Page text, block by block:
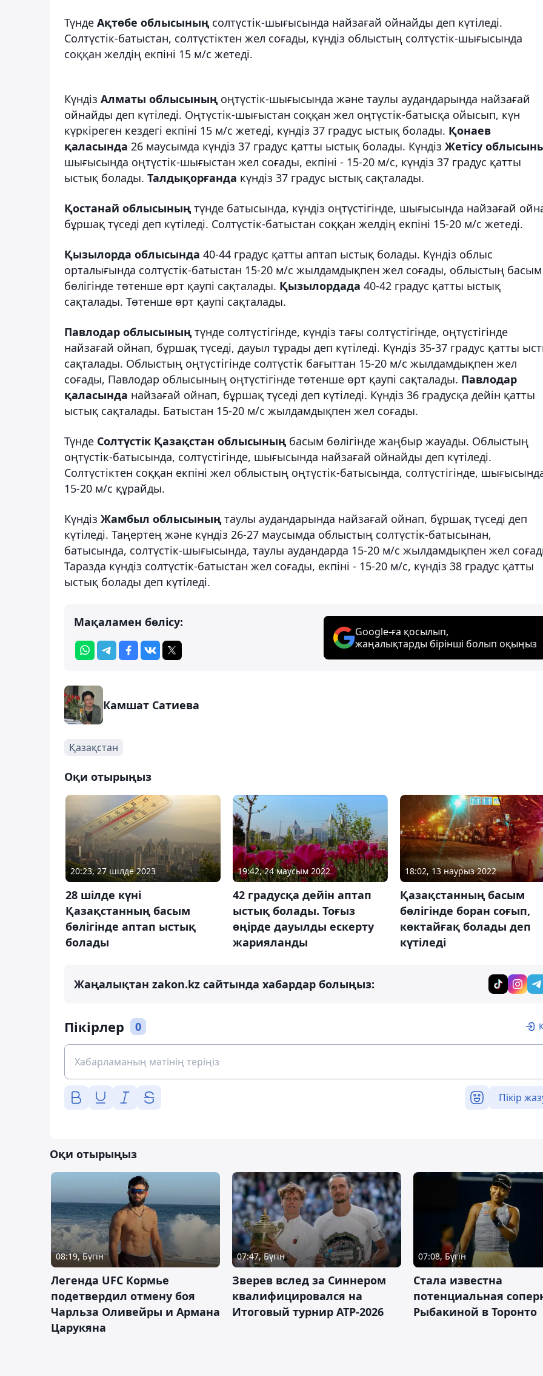
Түнде Ақтөбе облысының солтүстік-шығысында найзағай ойнайды деп күтіледі.
Солтүстік-батыстан, солтүстіктен жел соғады, күндіз облыстың солтүстік-шығысында
соққан желдің екпіні 15 м/с жетеді.
Күндіз Алматы облысының оңтүстік-шығысында және таулы аудандарында найзағай
ойнайды деп күтіледі. Оңтүстік-шығыстан соққан жел оңтүстік-батысқа ойысып, күн
күркіреген кездегі екпіні 15 м/с жетеді, күндіз 37 градус ыстық болады. Қонаев
қаласында 26 маусымда күндіз 37 градус қатты ыстық болады. Күндіз Жетісу
шығысында оңтүстік-шығыстан жел соғады, екпіні - 15-20 м/с, күндіз 37 градус қатты
ыстық болады. Талдықорғанда күндіз 37 градус ыстық сақталады.
Қостанай облысының түнде батысында, күндіз оңтүстігінде, шығысында найзағай
бұршақ түседі деп күтіледі. Солтүстік-батыстан соққан желдің екпіні 15-20 м/с жетеді.
Қызылорда облысында 40-44 градус қатты аптап ыстық болады. Күндіз облыс
орталығында солтүстік-батыстан 15-20 м/с жылдамдықпен жел соғады, облыстың басым
бөлігінде төтенше өрт қаупі сақталады. Қызылордада 40-42 градус қатты ыстық
сақталады. Төтенше өрт қаупі сақталады.
Павлодар облысының түнде солтүстігінде, күндіз тағы солтүстігінде, оңтүстігінде
найзағай ойнап, бұршақ түседі, дауыл тұрады деп күтіледі. Күндіз 35-37 градус қатты
сақталады. Облыстың оңтүстігінде солтүстік бағыттан 15-20 м/с жылдамдықпен жел
соғады, Павлодар облысының оңтүстігінде төтенше өрт қаупі сақталады. Павлодар
қаласында найзағай ойнап, бұршақ түседі деп күтіледі. Күндіз 36 градусқа дейін қатты
ыстық сақталады. Батыстан 15-20 м/с жылдамдықпен жел соғады.
Түнде Солтүстік Қазақстан облысының басым бөлігінде жаңбыр жауады. Облыстың
оңтүстік-батысында, солтүстігінде, шығысында найзағай ойнайды деп күтіледі.
Солтүстіктен соққан екпіні жел облыстың оңтүстік-батысында, солтүстігінде,
15-20 м/с құрайды.
Күндіз Жамбыл облысының таулы аудандарында найзағай ойнап, бұршақ түседі деп
күтіледі. Таңертең және күндіз 26-27 маусымда облыстың солтүстік-батысынан,
батысында, солтүстік-шығысында, таулы аудандарда 15-20 м/с жылдамдықпен жел
Таразда күндіз солтүстік-батыстан жел соғады, екпіні - 15-20 м/с, күндіз 38 градус қатты
ыстық болады деп күтіледі.
Мақаламен бөлісу:
Google-ға қосылып,
жаңалықтарды бірінші болып оқыңыз
Камшат Сатиева
Қазақстан
Оқи отырыңыз
20:23, 27 шілде 2023
28 шілде күні
Қазақстанның басым
бөлігінде аптап ыстық
болады
19:42, 24 маусым 2022
42 градусқа дейін аптап
ыстық болады. Тоғыз
өңірде дауылды ескерту
жарияланды
18:02, 13 наурыз 2022
Қазақстанның басым
бөлігінде боран соғып,
көктайғақ болады деп
күтіледі
Жаңалықтан zakon.kz сайтында хабардар болыңыз:
Пікірлер 0
Пікір
Оқи отырыңыз
08:19, Бүгін
Легенда UFC Кормье
подетвердил отмену боя
Чарльза Оливейры и Армана
Царукяна
07:47, Бүгін
Зверев вслед за Синнером
квалифицировался на
Итоговый турнир ATP-2026
07:08, Бүгін
Cтала известна
потенциальная
Рыбакиной в Торонто